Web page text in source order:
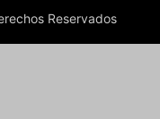
Reservados